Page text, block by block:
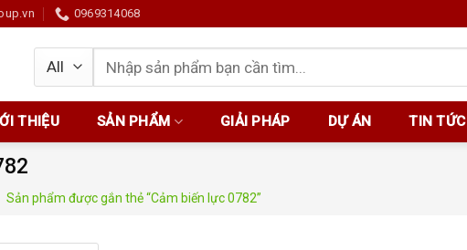
0969314068
Tìm
kiếm:
THIỆU SẢN PHẨM GIẢI PHÁP DỰ ÁN TIN TỨC
Sản phẩm được gắn thẻ “Cảm biến lực 0782”